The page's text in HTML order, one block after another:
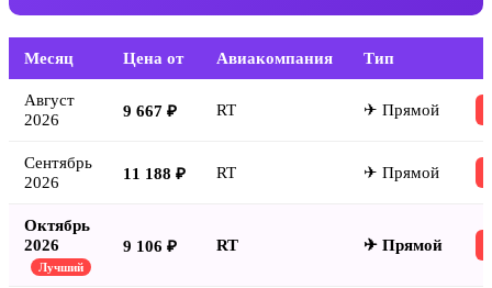
Месяц Цена от Авиакомпания Тип
Август
2026
9 667 ₽ RT ✈ Прямой
Сентябрь
2026
11 188 ₽ RT ✈ Прямой
Октябрь
2026
Лучший
9 106 ₽ RT ✈ Прямой